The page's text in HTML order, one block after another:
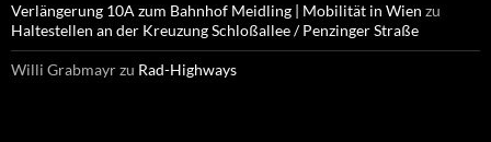
Verlängerung 10A zum Bahnhof Meidling | Mobilität in Wien zu
Haltestellen an der Kreuzung Schloßallee / Penzinger Straße
Willi Grabmayrzu Rad-Highways